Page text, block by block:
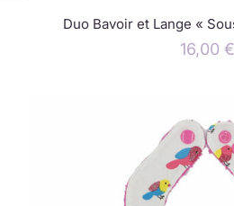
Duo Bavoir et Lange «
16,00€